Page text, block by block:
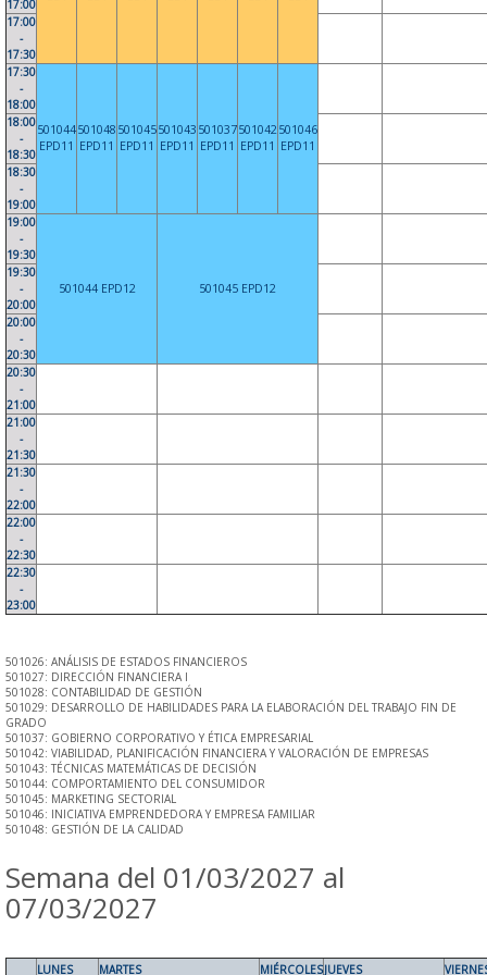
17:00
17:00
-
17:30
17:30
-
18:00
501044
EPD11
501048
EPD11
501045
EPD11
501043
EPD11
501037
EPD11
501042
EPD11
501046
EPD11
18:00
-
18:30
18:30
-
19:00
19:00
-
19:30
501044 EPD12 501045 EPD12
19:30
-
20:00
20:00
-
20:30
20:30
-
21:00
21:00
-
21:30
21:30
-
22:00
22:00
-
22:30
22:30
-
23:00
501026: ANÁLISIS DE ESTADOS FINANCIEROS
501027: DIRECCIÓN FINANCIERA I
501028: CONTABILIDAD DE GESTIÓN
501029: DESARROLLO DE HABILIDADES PARA LA ELABORACIÓN DEL TRABAJO FIN DE
GRADO
501037: GOBIERNO CORPORATIVO Y ÉTICA EMPRESARIAL
501042: VIABILIDAD, PLANIFICACIÓN FINANCIERA Y VALORACIÓN DE EMPRESAS
501043: TÉCNICAS MATEMÁTICAS DE DECISIÓN
501044: COMPORTAMIENTO DEL CONSUMIDOR
501045: MARKETING SECTORIAL
501046: INICIATIVA EMPRENDEDORA Y EMPRESA FAMILIAR
501048: GESTIÓN DE LA CALIDAD
Semana del 01/03/2027 al
07/03/2027
LUNES
MARTES
MIÉRCOLESJUEVES